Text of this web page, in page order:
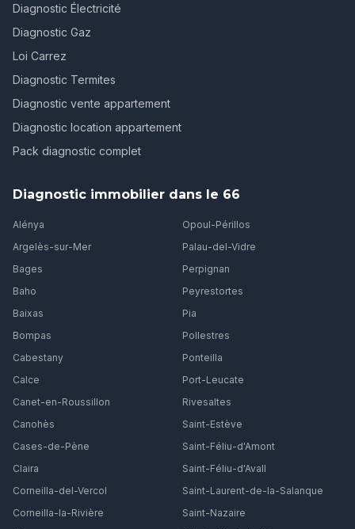
Diagnostic Électricité
Diagnostic Gaz
Loi Carrez
Diagnostic Termites
Diagnostic vente appartement
Diagnostic location appartement
Pack diagnostic complet
Diagnostic immobilier dans le 66
Alénya
Argelès-sur-Mer
Bages
Baho
Baixas
Bompas
Cabestany
Calce
Canet-en-Roussillon
Canohès
Cases-de-Pène
Claira
Corneilla-del-Vercol
Corneilla-la-Rivière
Opoul-Périllos
Palau-del-Vidre
Perpignan
Peyrestortes
Pia
Pollestres
Ponteilla
Port-Leucate
Rivesaltes
Saint-Estève
Saint-Féliu-d'Amont
Saint-Féliu-d'Avall
Saint-Laurent-de-la-Salanque
Saint-Nazaire